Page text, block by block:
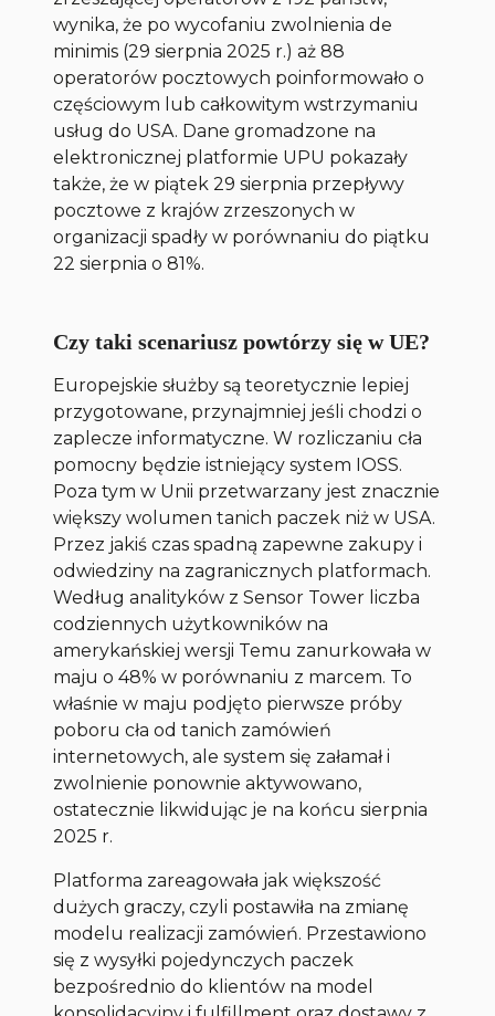
wynika, że po wycofaniu zwolnienia de
minimis (29 sierpnia 2025 r.) aż 88
operatorów pocztowych poinformowało o
częściowym lub całkowitym wstrzymaniu
usług do USA. Dane gromadzone na
elektronicznej platformie UPU pokazały
także, że w piątek 29 sierpnia przepływy
pocztowe z krajów zrzeszonych w
organizacji spadły w porównaniu do piątku
22 sierpnia o 81%.
Czy taki scenariusz powtórzy się w UE?
Europejskie służby są teoretycznie lepiej
przygotowane, przynajmniej jeśli chodzi o
zaplecze informatyczne. W rozliczaniu cła
pomocny będzie istniejący system IOSS.
Poza tym w Unii przetwarzany jest znacznie
większy wolumen tanich paczek niż w USA.
Przez jakiś czas spadną zapewne zakupy i
odwiedziny na zagranicznych platformach.
Według analityków z Sensor Tower liczba
codziennych użytkowników na
amerykańskiej wersji Temu zanurkowała w
maju o 48% w porównaniu z marcem. To
właśnie w maju podjęto pierwsze próby
poboru cła od tanich zamówień
internetowych, ale system się załamał i
zwolnienie ponownie aktywowano,
ostatecznie likwidując je na końcu sierpnia
2025 r.
Platforma zareagowała jak większość
dużych graczy, czyli postawiła na zmianę
modelu realizacji zamówień. Przestawiono
się z wysyłki pojedynczych paczek
bezpośrednio do klientów na model